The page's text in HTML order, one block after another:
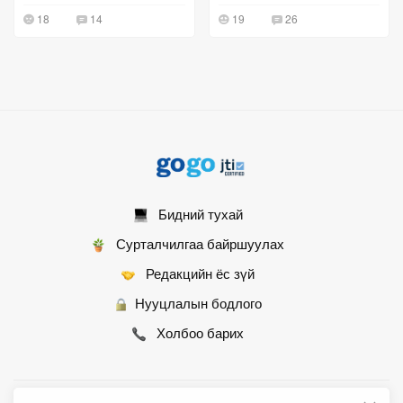
18 14 19 26
Бидний тухай
Сурталчилгаа байршуулах
Редакцийн ёс зүй
Нууцлалын бодлого
Холбоо барих